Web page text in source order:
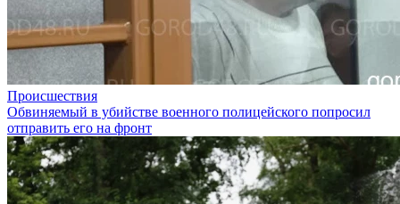
Происшествия
Обвиняемый в убийстве военного полицейского попросил
отправить его на фронт